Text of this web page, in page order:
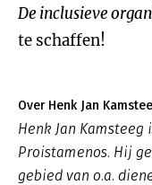
De inclusieve
te schaffen!
Over Henk Jan
Henk Jan
Proistamenos. Hij
gebied van o.a.